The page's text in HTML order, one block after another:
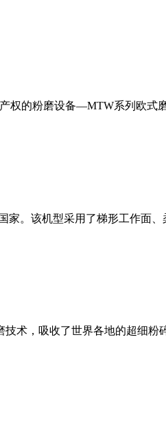
的粉磨设备—MTW系列欧式
。该机型采用了梯形工作面
术，吸收了世界各地的超细